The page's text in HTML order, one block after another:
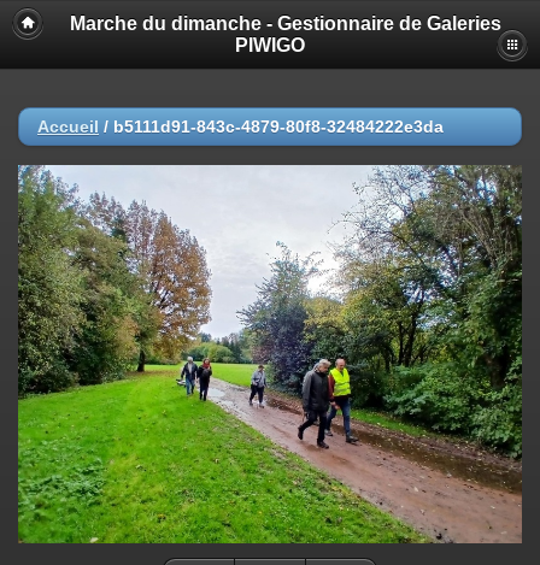
Marche du dimanche - Gestionnaire de Galeries
PIWIGO
Accueil / b5111d91-843c-4879-80f8-32484222e3da